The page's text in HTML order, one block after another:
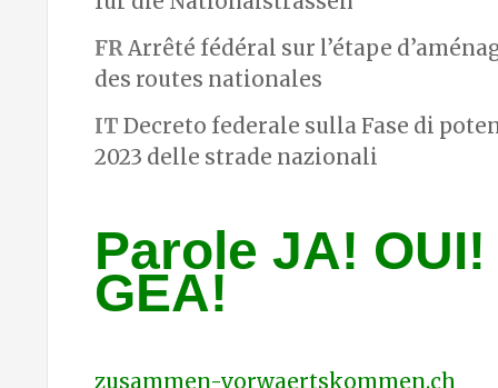
FRArrêté fédéral sur l’étape
des routes nationales
IT Decreto federale sulla Fase di
2023 delle strade nazionali
Parole JA! OUI!
GEA!
zusammen-vorwaertskommen.ch